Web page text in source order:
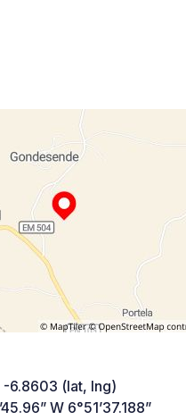
-6.8603 (lat, lng)
W 6°51’37.188”